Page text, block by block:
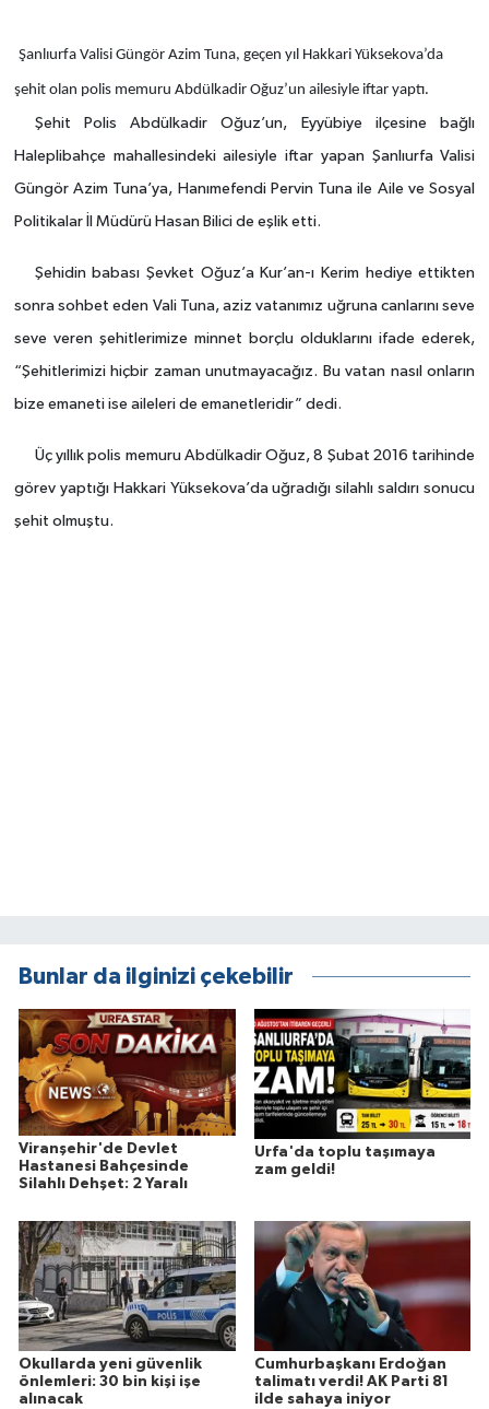
Şanlıurfa Valisi Güngör Azim Tuna, geçen yıl Hakkari Yüksekova’da
şehit olan polis memuru Abdülkadir Oğuz’un ailesiyle iftar yaptı.
Şehit Polis Abdülkadir Oğuz’un, Eyyübiye ilçesine bağlı
Haleplibahçe mahallesindeki ailesiyle iftar yapan Şanlıurfa Valisi
Güngör Azim Tuna’ya, Hanımefendi Pervin Tuna ile Aile ve Sosyal
Politikalar İl Müdürü Hasan Bilici de eşlik etti.
Şehidin babası Şevket Oğuz’a Kur’an-ı Kerim hediye ettikten
sonra sohbet eden Vali Tuna, aziz vatanımız uğruna canlarını seve
seve veren şehitlerimize minnet borçlu olduklarını ifade ederek,
“Şehitlerimizi hiçbir zaman unutmayacağız. Bu vatan nasıl onların
bize emaneti ise aileleri de emanetleridir” dedi.
Üç yıllık polis memuru Abdülkadir Oğuz, 8 Şubat 2016 tarihinde
görev yaptığı Hakkari Yüksekova’da uğradığı silahlı saldırı sonucu
şehit olmuştu.
Bunlar da ilginizi çekebilir
Viranşehir'de Devlet
Hastanesi Bahçesinde
Silahlı Dehşet: 2 Yaralı
Urfa'da toplu taşımaya
zam geldi!
Okullarda yeni güvenlik
önlemleri: 30 bin kişi işe
alınacak
Cumhurbaşkanı Erdoğan
talimatı verdi! AK Parti 81
ilde sahaya iniyor